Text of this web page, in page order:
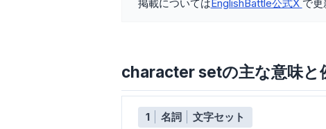
掲載についてはEnglishBattle公式X で更
character setの主な意味と
1 名詞
文字セット